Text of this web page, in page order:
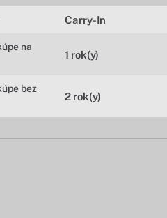
Carry-In
na
1 rok(y)
bez
2 rok(y)